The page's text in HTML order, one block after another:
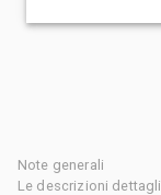
Note generali
Le descrizioni